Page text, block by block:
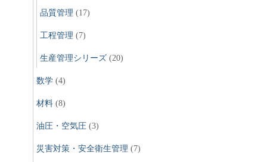
品質管理 (17)
工程管理 (7)
生産管理シリーズ (20)
数学 (4)
材料 (8)
油圧・空気圧 (3)
災害対策・安全衛生管理 (7)